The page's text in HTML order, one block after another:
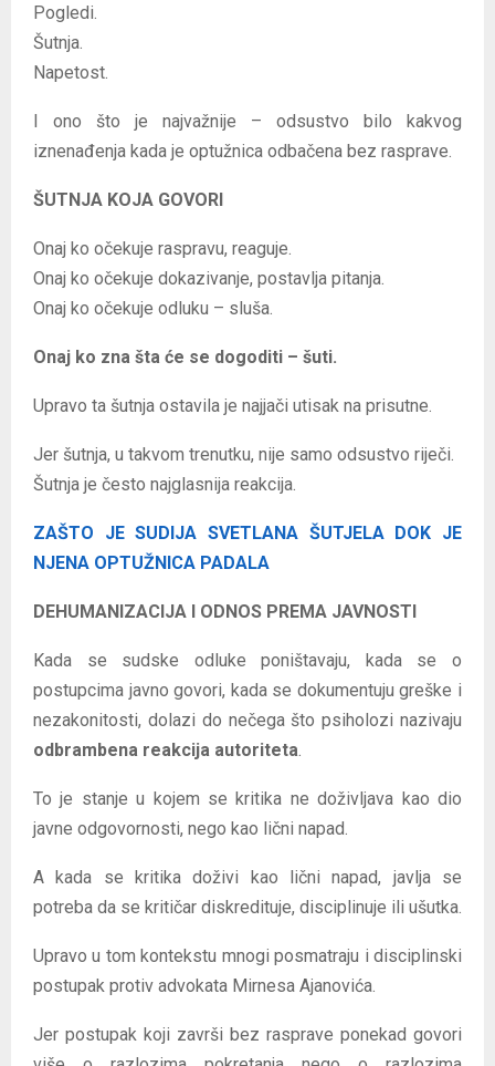
Pogledi.
Šutnja.
Napetost.
I ono što je najvažnije – odsustvo bilo kakvog
iznenađenja kada je optužnica odbačena bez rasprave.
ŠUTNJA KOJA GOVORI
Onaj ko očekuje raspravu, reaguje.
Onaj ko očekuje dokazivanje, postavlja pitanja.
Onaj ko očekuje odluku – sluša.
Onaj ko zna šta će se dogoditi – šuti.
Upravo ta šutnja ostavila je najjači utisak na prisutne.
Jer šutnja, u takvom trenutku, nije samo odsustvo riječi.
Šutnja je često najglasnija reakcija.
ZAŠTO JE SUDIJA SVETLANA ŠUTJELA DOK JE
NJENA OPTUŽNICA PADALA
DEHUMANIZACIJA I ODNOS PREMA JAVNOSTI
Kada se sudske odluke poništavaju, kada se o
postupcima javno govori, kada se dokumentuju greške i
nezakonitosti, dolazi do nečega što psiholozi nazivaju
odbrambena reakcija autoriteta
To je stanje u kojem se kritika ne doživljava kao dio
javne odgovornosti, nego kao lični napad.
A kada se kritika doživi kao lični napad, javlja se
potreba da se kritičar diskredituje, disciplinuje ili ušutka.
Upravo u tom kontekstu mnogi posmatraju i disciplinski
postupak protiv advokata Mirnesa Ajanovića.
Jer postupak koji završi bez rasprave ponekad govori